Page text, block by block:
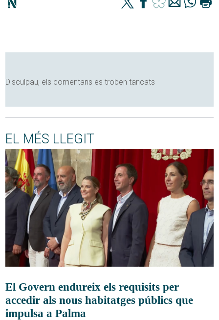
Disculpau, els comentaris es troben tancats
EL MÉS LLEGIT
El Govern endureix els requisits per
accedir als nous habitatges públics que
impulsa a Palma